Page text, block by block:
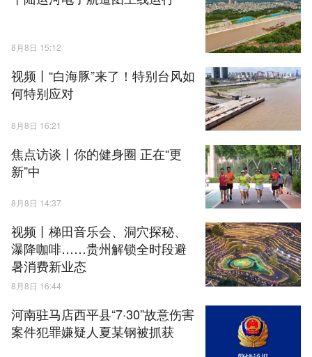
8月8日 15:12
视频丨“白海豚”来了！特别台风如
何特别应对
8月8日 16:21
焦点访谈丨你的健身圈 正在“更
新”中
8月8日 14:37
视频丨梯田音乐会、洞穴探秘、
瀑降咖啡……贵州解锁全时段避
暑消费新业态
8月8日 16:44
河南驻马店西平县“7·30”故意伤害
案件犯罪嫌疑人夏某钢被抓获